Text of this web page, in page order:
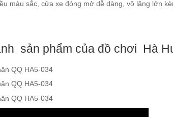
màu sắc, cửa xe đóng mở dễ dàng, vô lăng lớn
sản phẩm của đồ chơi Hà